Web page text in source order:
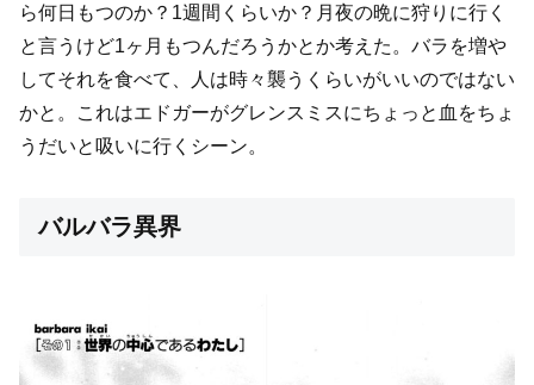
ら何日もつのか？1週間くらいか？月夜の晩に狩りに行く
と言うけど1ヶ月もつんだろうかとか考えた。バラを増や
してそれを食べて、人は時々襲うくらいがいいのではない
かと。これはエドガーがグレンスミスにちょっと血をちょ
うだいと吸いに行くシーン。
バルバラ異界